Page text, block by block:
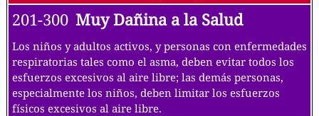
201-300 Muy Dañina a la Salud
Los niños y adultos activos, y personas con enfermedades
respiratorias tales como el asma, deben evitar todos los
esfuerzos excesivos al aire libre; las demás personas,
especialmente los niños, deben limitar los esfuerzos
físicos excesivos al aire libre.